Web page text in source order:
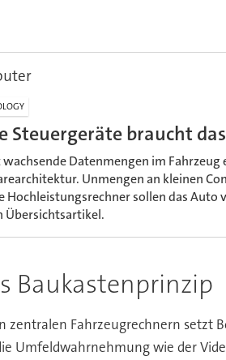
Steuergeräte braucht
wachsende Datenmengen im
Unmengen an kleinen
Hochleistungsrechner sollen das Auto
Übersichtsartikel.
Baukastenprinzip
zentralen Fahrzeugrechnern setzt
Umfeldwahrnehmung wie der